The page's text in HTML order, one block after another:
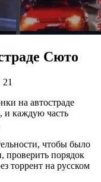
Сюто
на автостраде
и каждую часть
чтобы было
проверить порядок
торрент на русском